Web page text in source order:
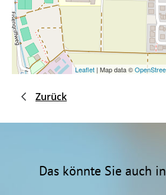
Leaflet | Map data ©
Zurück
Das könnte Sie auch